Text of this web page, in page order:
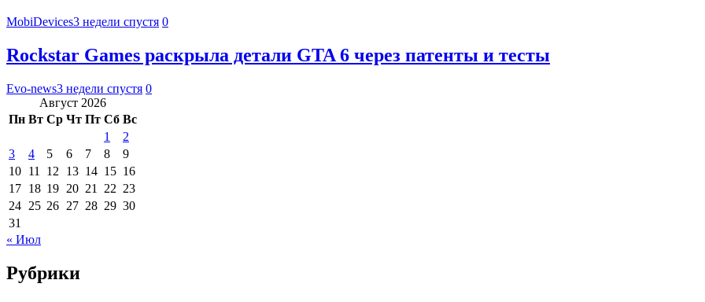
MobiDevices3 недели спустя 0
Rockstar Games раскрыла детали GTA 6 через патенты и тесты
Evo-news3 недели спустя 0
Август 2026
Пн Вт Ср Чт Пт Сб Вс
1
2
3
4 5 6 7 8
9
10 11 12 13 14 15 16
17 18 19 20 21 22 23
24 25 26 27 28 29 30
31
« Июл
Рубрики